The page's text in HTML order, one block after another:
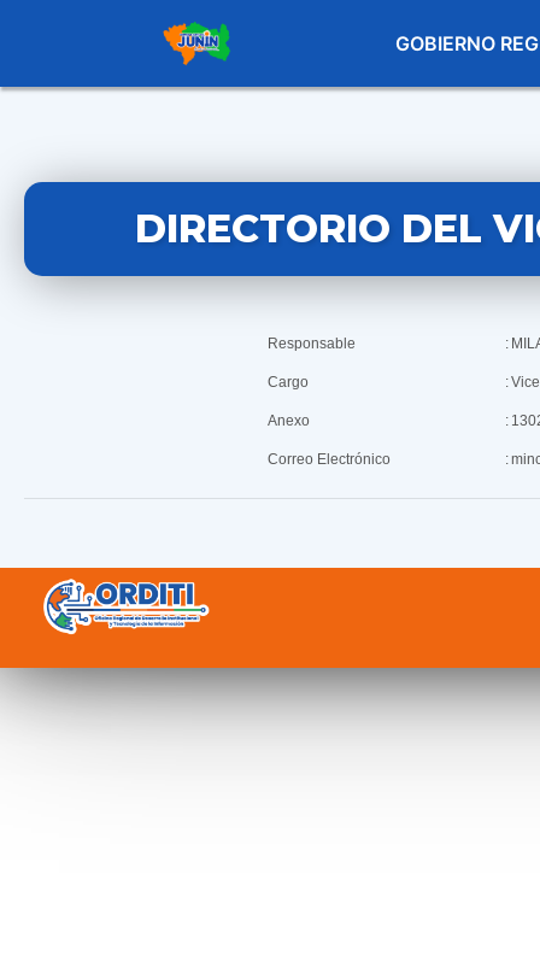
GOBIERNO
DIRECTORIO DEL
Responsable :
Cargo :
Anexo :
Correo Electrónico :